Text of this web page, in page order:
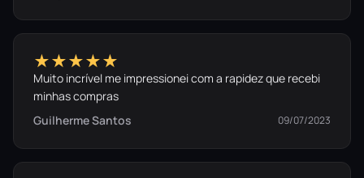
★★★★★
Muito incrível me impressionei com a rapidez que recebi
minhas compras
Guilherme Santos
09/07/2023